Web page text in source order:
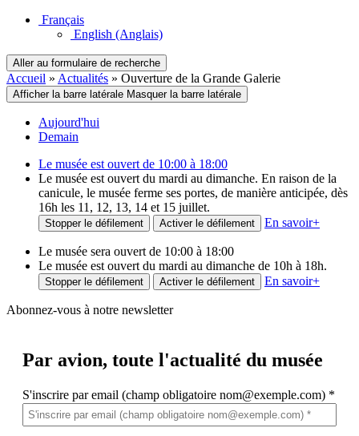
Français
English (Anglais)
Aller au formulaire de recherche
Accueil » Actualités » Ouverture de la Grande Galerie
Afficher la barre latérale Masquer la barre latérale
Aujourd'hui
Demain
Le musée est ouvert de 10:00 à 18:00
Le musée est ouvert du mardi au dimanche. En raison de la
canicule, le musée ferme ses portes, de manière anticipée, dès
16h les 11, 12, 13, 14 et 15 juillet.
Stopper le défilement Activer le défilement En savoir+
Le musée sera ouvert de 10:00 à 18:00
Le musée est ouvert du mardi au dimanche de 10h à 18h.
Stopper le défilement Activer le défilement En savoir+
Abonnez-vous à notre newsletter
Par avion, toute l'actualité du musée
S'inscrire par email (champ obligatoire nom@exemple.com) *